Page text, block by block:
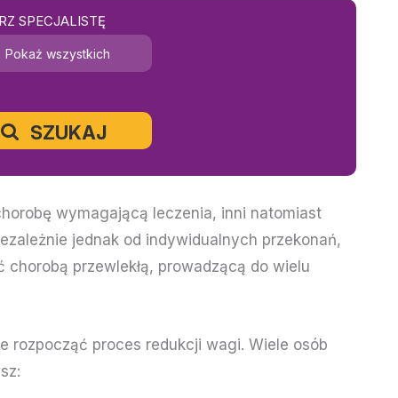
SPECJALISTĘ
Pokaż wszystkich
SZUKAJ
wymagającą leczenia, inni natomiast
jednak od indywidualnych przekonań,
przewlekłą, prowadzącą do wielu
rozpocząć proces redukcji wagi. Wiele osób